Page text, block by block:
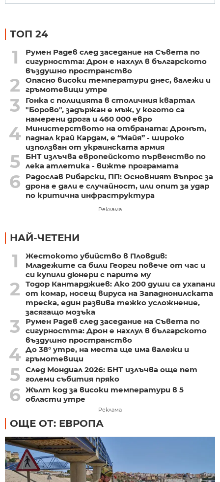
ТОП 24
1
Румен Радев след заседание на Съвета по
сигурността: Дрон е нахлул в българското
въздушно пространство
2
Опасно високи температури днес, валежи и
гръмотевици утре
3
Гонка с полицията в столичния квартал
"Борово", задържан е мъж, у когото са
намерени дрога и 460 000 евро
4 Министерството на отбраната: Дронът,
паднал край Кардам, е “Майя” - широко
използван от украинската армия
5
БНТ излъчва европейското първенство по
лека атлетика - вижте програмата
6
Радослав Рибарски, ПП: Основният въпрос за
дрона е дали е случайност, или опит за удар
по критична инфраструктура
Реклама
НАЙ-ЧЕТЕНИ
1
Жестокото убийство в Пловдив:
Младежите са били Георги повече от час и
си купили дюнери с парите му
2
Тодор Кантарджиев: Ако 200 души са ухапани
от комар, носещ вируса на Западнонилската
треска, един развива тежко усложнение,
засягащо мозъка
3
Румен Радев след заседание на Съвета по
сигурността: Дрон е нахлул в българското
въздушно пространство
4 До 38° утре, на места ще има валежи и
гръмотевици
5 След Мондиал 2026: БНТ излъчва още пет
големи събития пряко
6 Жълт код за високи температури в 5
области утре
Реклама
ОЩЕ ОТ: ЕВРОПА